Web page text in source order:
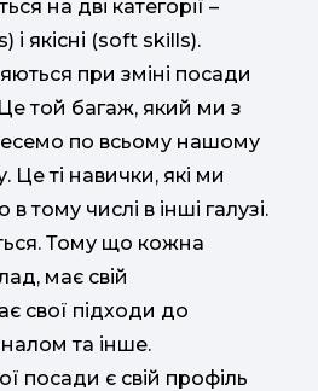
на дві категорії –
і якісні (soft skills).
при зміні посади
той багаж, який ми з
по всьому нашому
ті навички, які ми
тому числі в інші галузі.
Тому що кожна
має свій
свої підходи до
та інше.
посади є свій профіль